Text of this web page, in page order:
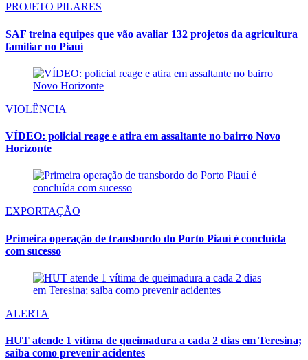
PROJETO PILARES
SAF treina equipes que vão avaliar 132 projetos da agricultura
familiar no Piauí
VIOLÊNCIA
VÍDEO: policial reage e atira em assaltante no bairro Novo
Horizonte
EXPORTAÇÃO
Primeira operação de transbordo do Porto Piauí é concluída
com sucesso
ALERTA
HUT atende 1 vítima de queimadura a cada 2 dias em Teresina;
saiba como prevenir acidentes